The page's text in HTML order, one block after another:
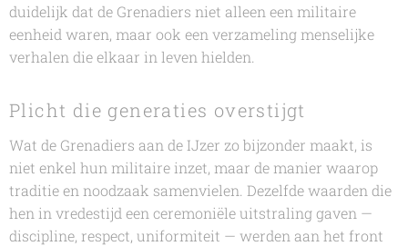
duidelijk dat de Grenadiers niet alleen een militaire
eenheid waren, maar ook een verzameling menselijke
verhalen die elkaar in leven hielden.
Plicht die generaties overstijgt
Wat de Grenadiers aan de IJzer zo bijzonder maakt, is
niet enkel hun militaire inzet, maar de manier waarop
traditie en noodzaak samenvielen. Dezelfde waarden die
hen in vredestijd een ceremoniële uitstraling gaven —
discipline, respect, uniformiteit — werden aan het front